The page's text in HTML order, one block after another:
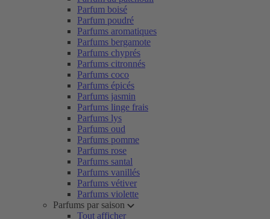
Parfum boisé
Parfum poudré
Parfums aromatiques
Parfums bergamote
Parfums chyprés
Parfums citronnés
Parfums coco
Parfums épicés
Parfums jasmin
Parfums linge frais
Parfums lys
Parfums oud
Parfums pomme
Parfums rose
Parfums santal
Parfums vanillés
Parfums vétiver
Parfums violette
Parfums par saison
Tout afficher